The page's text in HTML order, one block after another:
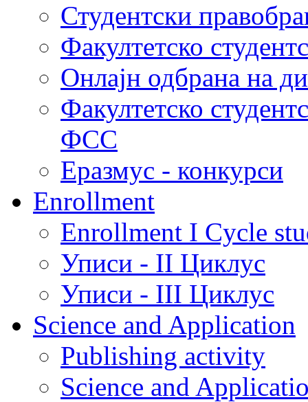
Студентски
Факултетско
Онлајн одбрана на
Факултетско
ФСС
Еразмус - конкурси
Enrollment
Enrollment I Cycle
Уписи - II Циклус
Уписи - III Циклус
Science and Application
Publishing activity
Science and